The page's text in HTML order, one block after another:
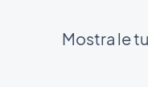
Mostra le